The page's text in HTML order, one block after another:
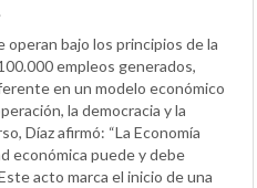
operan bajo los principios de la
empleos generados,
en un modelo económico
la democracia y la
Díaz afirmó: “La Economía
económica puede y debe
acto marca el inicio de una